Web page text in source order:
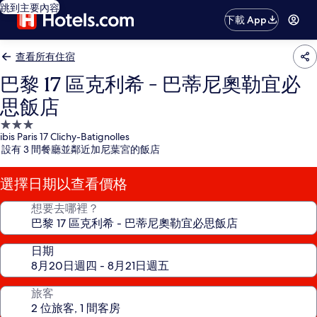
跳到主要內容
下載 App
查看所有住宿
巴黎 17 區克利希 - 巴蒂尼奧勒宜必
思飯店
3.0
星
級
住
宿
ibis Paris 17 Clichy-Batignolles
設有 3 間餐廳並鄰近加尼葉宮的飯店
選擇日期以查看價格
想要去哪裡？
日期
旅客